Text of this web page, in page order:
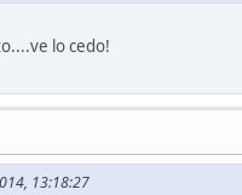
lo cedo!
13:18:27